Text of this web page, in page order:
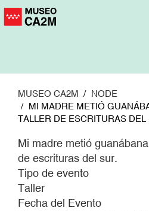
Pasar
MUSEO CA2M
NODE
MI MADRE METIÓ
TALLER DE ESCRITURAS DEL
Mi madre metió
de escrituras del sur.
Tipo de evento
Taller
Fecha del Evento